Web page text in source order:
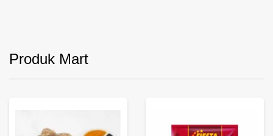
Produk Mart